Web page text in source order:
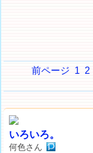
前ページ 1 2
いろいろ。
何色さん